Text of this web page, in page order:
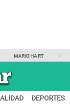
MARIO HART
DEPORTES